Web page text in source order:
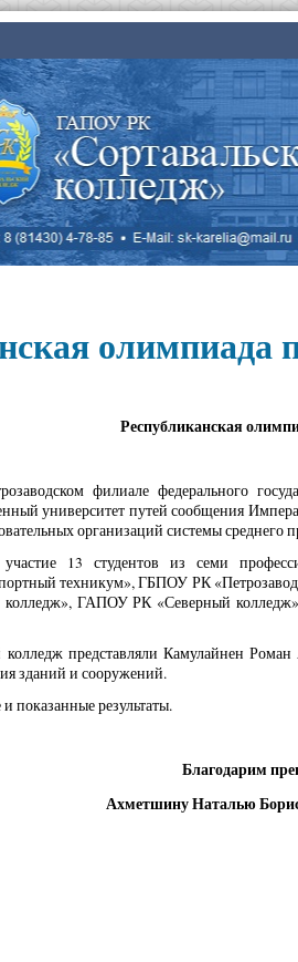
олимпиада
Республиканская
филиале федерального
университет путей сообщения
организаций системы
13 студентов из семи
техникум», ГБПОУ РК
ГАПОУ РК «Северный
представляли Камулайнен
зданий и сооружений.
показанные результаты.
Благодарим
Ахметшину Наталью